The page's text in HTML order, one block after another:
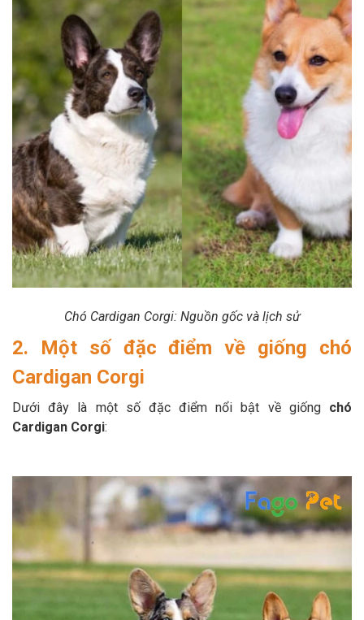
Chó Cardigan Corgi: Nguồn gốc và lịch sử
2. Một số đặc điểm về giống chó
Cardigan Corgi
Dưới đây là một số đặc điểm nổi bật về giống chó
Cardigan Corgi: